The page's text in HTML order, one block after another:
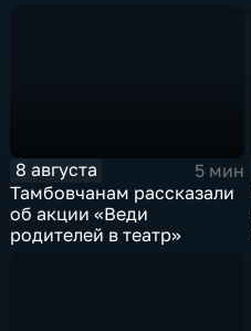
8 августа
5 мин
Тамбовчанам рассказали
об акции «Веди
родителей в театр»